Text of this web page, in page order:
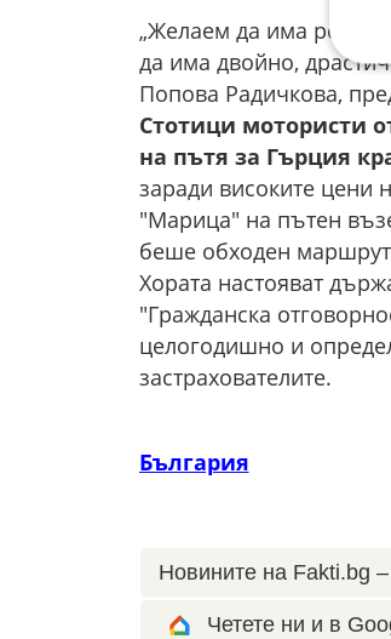
„Желаем да има реални
да има двойно,
Попова Радичкова,
Стотици мотористи
на пътя за Гърция
заради високите цени
"Марица" на пътен
беше обходен
Хората настояват
"Гражданска
целогодишно и
застрахователите.
България
Новините на Fakti.bg
Четете ни и в